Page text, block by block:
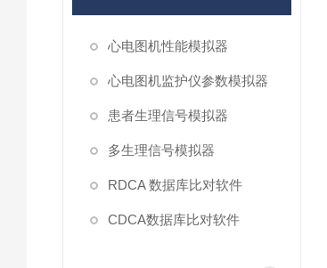
心电图机性能模拟器
心电图机监护仪参数模拟器
患者生理信号模拟器
多生理信号模拟器
RDCA 数据库比对软件
CDCA数据库比对软件